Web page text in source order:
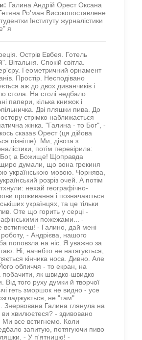
Галина Андрій Орест Оксана
Ро'ман Високопоставлене
Інституту журналістики
я
Острів Евбея. Готель
Вітальня. Спокій світла.
Геометричний орнамент
Простір. Несподівано
аж до двох диванчиків і
стола. На столі недбало
папери, кілька книжок і
Дві пляшки пива. До
стрімко наближається
жінка. "Галина - то Бог", -
сказав Орест (ця дійова
пізніше). Ми, дівота з
потім перевірила:
Бог, а Божище! Щоправда
думали, що вона грекиня
українською мовою. Чорнява,
розріз очей. А потім
нехай географічно-
проживання і позначаються
українцях, та це тільки
Оте що горить у серці -
пожежами... -
встигнеш! - Галино, дай мені
- Андрієва, нашого
поповзла на ніс. Я уважно за
Ні, начебто не натягується,
кінчика носа. Дивно. Але
обличчя - то екран, на
як швидко-швидко
Від того руху думки й творчої
геть зморшок не видно - усе
не "там"
Знервована Галина глянула на
хвилюєтеся? - здивовано
все встигнемо. Коли
запитую, потягуючи пиво
- У п'ятницю! -